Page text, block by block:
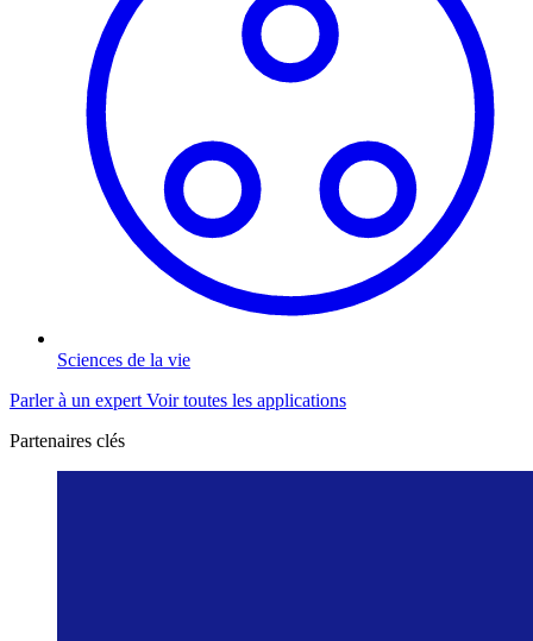
Sciences de la vie
Parler à un expert Voir toutes les applications
Partenaires clés